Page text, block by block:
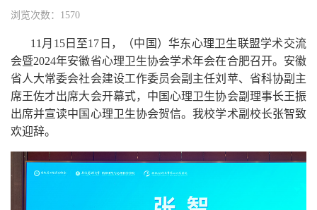
浏览次数：1570
11月15日至17日，（中国）华东心理卫生联盟学术交流
会暨2024年安徽省心理卫生协会学术年会在合肥召开。安徽
省人大常委会社会建设工作委员会副主任刘苹、省科协副主
席王佐才出席大会开幕式，中国心理卫生协会副理事长王振
出席并宣读中国心理卫生协会贺信。我校学术副校长张智致
欢迎辞。